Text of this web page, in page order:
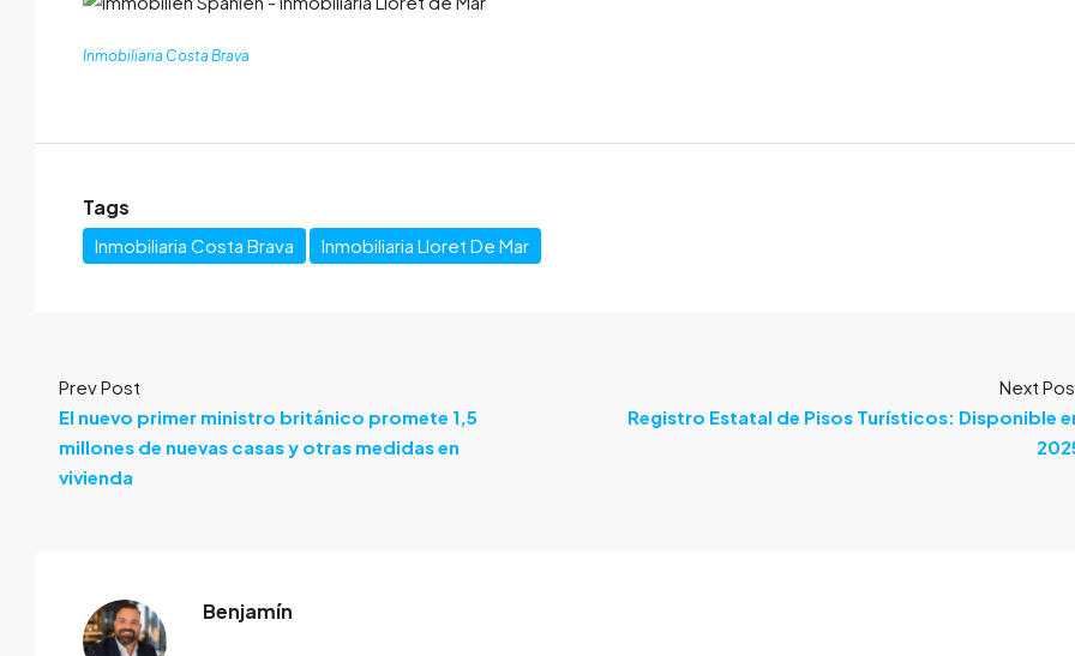
Inmobiliaria Costa Brava
Tags
Inmobiliaria Costa Brava Inmobiliaria Lloret De Mar
Prev Post
El nuevo primer ministro británico promete 1,5
millones de nuevas casas y otras medidas en
vivienda
Next
Registro Estatal de Pisos Turísticos: Disponible
Benjamín